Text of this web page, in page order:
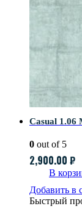
Casual 1.06
0 out of 5
2,900.00 ₽
В
Добавить в
Быстрый